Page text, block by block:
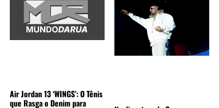
Air Jordan 13 ‘WINGS’: O Tênis
que Rasga o Denim para